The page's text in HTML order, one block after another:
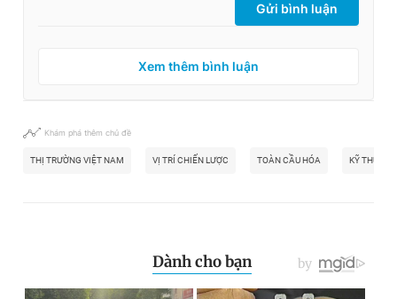
Gửi bình luận
Xem thêm bình luận
Khám phá thêm chủ đề
THỊ TRƯỜNG VIỆT NAM VỊ TRÍ CHIẾN LƯỢC TOÀN CẦU HÓA KỸ THUẬT